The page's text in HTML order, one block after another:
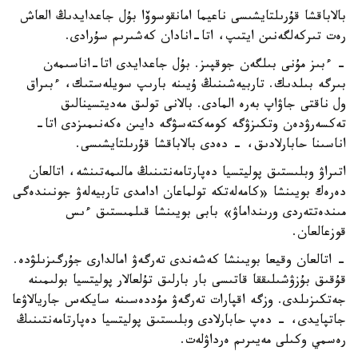
بالاباقشا قۇرىلتايشىسى ناعيما امانقوسوۆا بۇل جاعدايدىڭ العاش
رەت تىركەلگەنىن ايتىپ، اتا-انادان كەشىرىم سۇرادى.
- ءبىز مۇنى بىلگەن جوقپىز. بۇل جاعدايدى اتا-اناسىمەن
بىرگە بىلدىك. تاربيەشىنىڭ ۇيىنە بارىپ سويلەستىك، ءبىراق
ول ناقتى جاۋاپ بەرە المادى. بالانى تولىق مەديتسينالىق
تەكسەرۋدەن وتكىزۋگە كومەكتەسۋگە دايىن ەكەنىمىزدى اتا-
اناسىنا حابارلادىق، - دەدى بالاباقشا قۇرىلتايشىسى.
اتىراۋ وبلىستىق پوليتسيا دەپارتامەنتىنىڭ مالىمەتىنشە، اتالعان
دەرەك بويىنشا «كامەلەتكە تولماعان ادامدى تاربيەلەۋ جونىندەگى
مىندەتتەردى ورىنداماۋ» بابى بويىنشا قىلمىستىق ءىس
قوزعالعان.
- اتالعان وقيعا بويىنشا كەشەندى تەرگەۋ امالدارى جۇرگىزىلۋدە.
قۇقىق بۇزۋشىلىققا قاتىسى بار بارلىق تۇلعالار پوليتسيا بولىمىنە
جەتكىزىلدى. وزگە اقپارات تەرگەۋ مۇددەسىنە سايكەس جاريالاۋعا
جاتپايدى، - دەپ حابارلادى وبلىستىق پوليتسيا دەپارتامەنتىنىڭ
رەسمي وكىلى مەيىرىم ەرداۋلەت.